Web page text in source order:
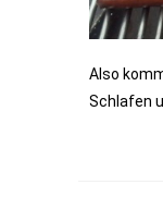
Also
Schlafen